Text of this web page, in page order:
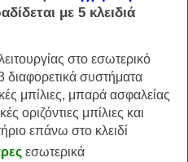
με 5 κλειδιά
στο εσωτερικό
διαφορετικά συστήματα
μπίλιες, μπαρά ασφαλείας
οριζόντιες μπίλιες και
επάνω στο κλειδί
εσωτερικά